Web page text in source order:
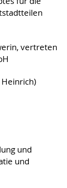
vertreten
und
und